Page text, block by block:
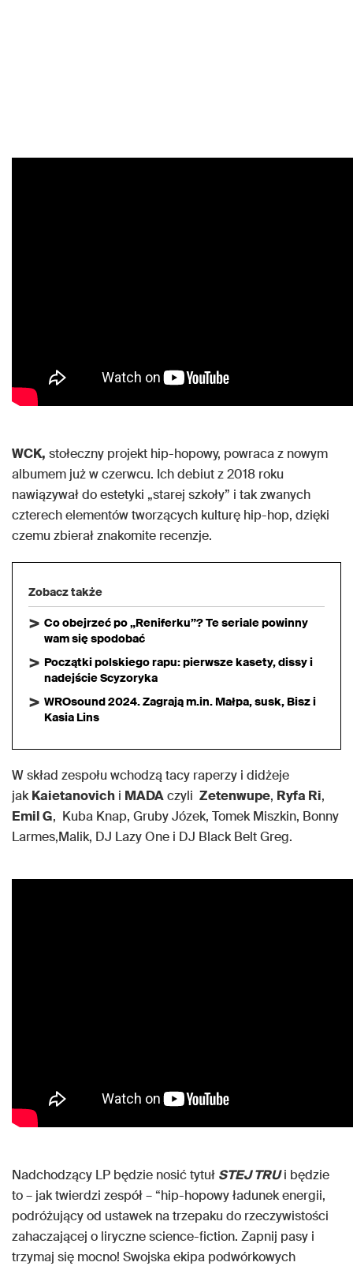
WCK, stołeczny projekt hip-hopowy, powraca z nowym
albumem już w czerwcu. Ich debiut z 2018 roku
nawiązywał do estetyki „starej szkoły” i tak zwanych
czterech elementów tworzących kulturę hip-hop, dzięki
czemu zbierał znakomite recenzje.
Zobacz także
Co obejrzeć po „Reniferku”? Te seriale powinny
wam się spodobać
Początki polskiego rapu: pierwsze kasety, dissy i
nadejście Scyzoryka
WROsound 2024. Zagrają m.in. Małpa, susk, Bisz i
Kasia Lins
W skład zespołu wchodzą tacy raperzy i didżeje
jakKaietanovich i MADAczyli Zetenwupe, Ryfa Ri,
Emil G, Kuba Knap, Gruby Józek, Tomek Miszkin, Bonny
Larmes,Malik, DJ Lazy One i DJ Black Belt Greg.
Nadchodzący LP będzie nosić tytuł STEJ TRUi będzie
to – jak twierdzi zespół – “hip-hopowy ładunek energii,
podróżujący od ustawek na trzepaku do rzeczywistości
zahaczającej o liryczne science-fiction. Zapnij pasy i
trzymaj się mocno! Swojska ekipa podwórkowych